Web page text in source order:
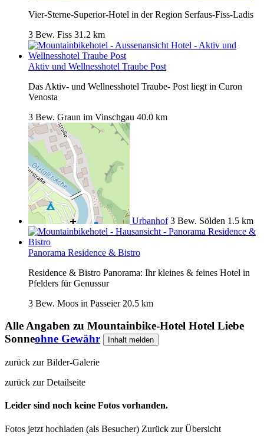
Vier-Sterne-Superior-Hotel in der Region Serfaus-Fiss-Ladis
3 Bew. Fiss 31.2 km
Aktiv und Wellnesshotel Traube Post
Das Aktiv- und Wellnesshotel Traube- Post liegt in Curon
Venosta
3 Bew. Graun im Vinschgau 40.0 km
Urbanhof 3 Bew. Sölden 1.5 km
Panorama Residence & Bistro
Residence & Bistro Panorama: Ihr kleines & feines Hotel in
Pfelders für Genussur
3 Bew. Moos in Passeier 20.5 km
Alle Angaben zu Mountainbike-Hotel Hotel Liebe
Sonneohne Gewähr Inhalt melden
zurück zur Bilder-Galerie
zurück zur Detailseite
Leider sind noch keine Fotos vorhanden.
Fotos jetzt hochladen (als Besucher) Zurück zur Übersicht